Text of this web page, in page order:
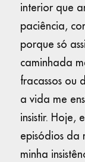
interior que
paciência,
porque só
caminhada
fracassos ou
a vida me
insistir. Hoje,
episódios da
minha